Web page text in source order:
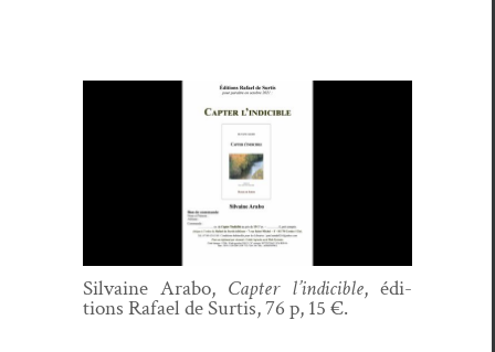
Sil­vaine Arabo, Capter l’indicible, édi­
tions Rafael de Sur­tis, 76 p, 15 €.